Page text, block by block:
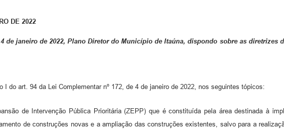
DE 2022
de janeiro de 2022, PlanoDiretor do Município de Itaúna, dispondo sobre as diretrizes
I do art. 94 da Lei Complementar nº 172, de 4 de janeiro de 2022, nos seguintes tópicos:
de Intervenção Pública Prioritária (ZEPP) que é constituída pela área destinada à
de construções novas e a ampliação das construções existentes, salvo para a